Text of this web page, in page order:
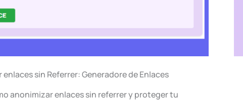
sin Referrer: Generadore de Enlaces
anonimizar enlaces sin referrer y proteger tu